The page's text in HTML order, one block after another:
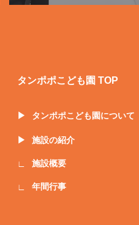
タンポポこども園 TOP
タンポポこども園について
施設の紹介
施設概要
年間行事